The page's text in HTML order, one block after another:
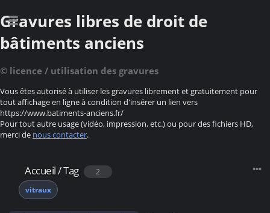
Gravures libres de droit de
bâtiments anciens
© licence / utilisation des gravures
Vous êtes autorisé à utiliser les gravures librement et gratuitement pour
tout affichage en ligne à condition d'insérer un lien vers
https://www.batiments-anciens.fr/
Pour tout autre usage (vidéo, impression, etc.) ou pour des fichiers HD,
merci de nous contacter.
Accueil/Tag
2
vitraux